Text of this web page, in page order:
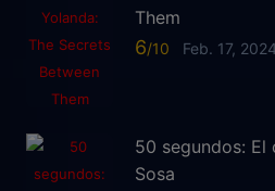
Them
6 Feb. 17, 2024
50 segundos: El
Sosa